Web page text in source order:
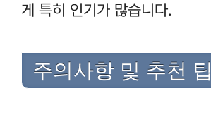
게 특히 인기가 많습니다.
주의사항 및 추천 팁